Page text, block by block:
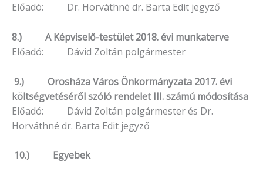
Előadó: Dr. Horváthné dr. Barta Edit jegyző
8.) A Képviselő-testület 2018. évi munkaterve
Előadó: Dávid Zoltán polgármester
9.) Orosháza Város Önkormányzata 2017. évi
költségvetéséről szóló rendelet III. számú módosítása
Előadó: Dávid Zoltán polgármester és Dr.
Horváthné dr. Barta Edit jegyző
10.) Egyebek